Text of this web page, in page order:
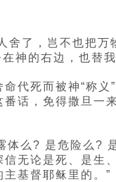
舍了，岂不也把万
神的右边，也替
代死而被神“称义
话，免得撒旦一
体么? 是危险么?
无论是死、是生
基督耶稣里的。”